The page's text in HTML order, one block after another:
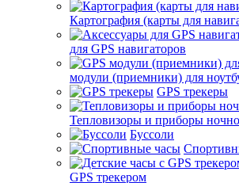
Картография (карты для
для GPS навигаторов
модули (приемники) для
GPS трекеры
Тепловизоры и приборы
Буссоли
GPS трекером